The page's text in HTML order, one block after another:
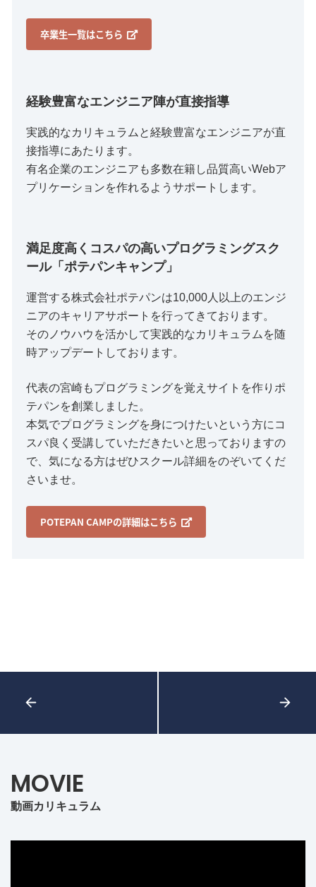
卒業生一覧はこちら
経験豊富なエンジニア陣が直接指導
実践的なカリキュラムと経験豊富なエンジニアが直
接指導にあたります。
有名企業のエンジニアも多数在籍し品質高いWebア
プリケーションを作れるようサポートします。
満足度高くコスパの高いプログラミングスク
ール「ポテパンキャンプ」
運営する株式会社ポテパンは10,000人以上のエンジ
ニアのキャリアサポートを行ってきております。
そのノウハウを活かして実践的なカリキュラムを随
時アップデートしております。
代表の宮崎もプログラミングを覚えサイトを作りポ
テパンを創業しました。
本気でプログラミングを身につけたいという方にコ
スパ良く受講していただきたいと思っておりますの
で、気になる方はぜひスクール詳細をのぞいてくだ
さいませ。
POTEPAN CAMPの詳細はこちら
MOVIE
動画カリキュラム